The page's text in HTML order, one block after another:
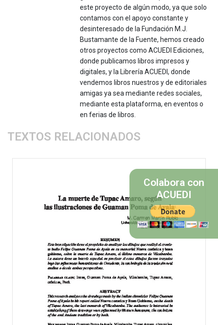
este proyecto de algún modo, ya que solo
contamos con el apoyo constante y
desinteresado de la Fundación M.J.
Bustamante de la Fuente, hemos creado
otros proyectos como ACUEDI Ediciones,
donde publicamos libros impresos y
digitales, y la Librería ACUEDI, donde
vendemos libros nuestros y de editoriales
amigas ya sea mediante redes sociales,
mediante esta plataforma, en eventos o
en ferias de libros.
TEXTOS RELACIONADOS
Colabora con
ACUEDI